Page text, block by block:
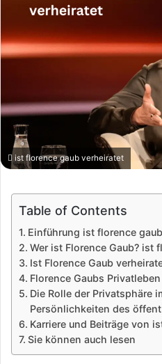
ist florence gaub verheiratet
Table of Contents
Einführung ist florence
Wer ist Florence Gaub? ist
Ist Florence Gaub
Florence Gaubs Privatleben
Die Rolle der Privatsphäre
Persönlichkeiten des
Karriere und Beiträge von
Sie können auch lesen